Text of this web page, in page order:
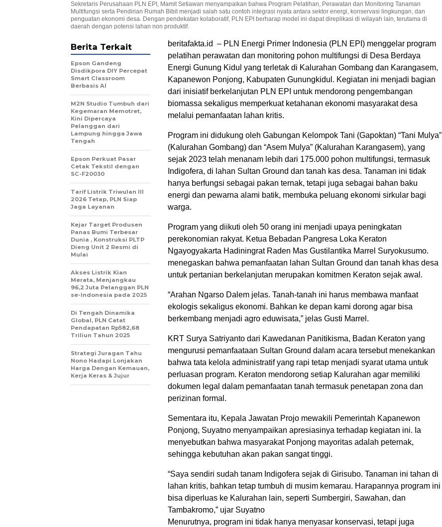
Sekretaris Perusahaan PLN EPI, Mamit Setiawan menyampaikan bahwa Program Pelatihan, Perawatan dan Monitoring Tanaman
Multifungsi serta Pendirian Rumah Bibit menjadi salah satu contoh integrasi nyata antara sektor energi, konservasi lingkungan, dan
penguatan ekonomi desa. Dengan pendekatan kolaboratif, PLN EPI berharap model ini dapat direplikasi di wilayah lain, terutama di
daerah dengan potensi lahan non produktif.
beritafakta.id – PLN Energi Primer Indonesia (PLN EPI) menggelar program
pelatihan perawatan dan monitoring pohon multifungsi di Desa Berdaya
Energi Gunung Kidul yang terletak di Kalurahan Gombang dan Karangasem,
Kapanewon Ponjong, Kabupaten Gunungkidul. Kegiatan ini menjadi bagian
dari inisiatif berkelanjutan PLN EPI untuk mendorong pengembangan
biomassa sekaligus memperkuat ketahanan ekonomi masyarakat desa
melalui pemanfaatan lahan kritis.
Program ini didukung oleh Gabungan Kelompok Tani (Gapoktan) “Tani Mulya”
(Kalurahan Gombang) dan “Asem Mulya” (Kalurahan Karangasem), yang
sejak 2023 telah menanam lebih dari 175.000 pohon multifungsi, termasuk
Indigofera, di lahan Sultan Ground dan tanah kas desa. Tanaman ini tidak
hanya berfungsi sebagai pakan ternak, tetapi juga sebagai bahan baku
energi dan pewarna alami batik, membuka peluang ekonomi sirkular bagi
warga.
Program yang diikuti oleh 50 orang ini menjadi upaya peningkatan
perekonomian rakyat. Ketua Bebadan Pangresa Loka Keraton
Ngayogyakarta Hadiningrat Raden Mas Gustilantika Marrel Suryokusumo.
menegaskan bahwa pemanfaatan lahan Sultan Ground dan tanah khas desa
untuk pertanian berkelanjutan merupakan komitmen Keraton sejak awal.
“Arahan Ngarso Dalem jelas. Tanah-tanah ini harus membawa manfaat
ekologis sekaligus ekonomi. Bahkan ke depan kami dorong agar bisa
berkembang menjadi agro eduwisata,” jelas Gusti Marrel.
KRT Surya Satriyanto dari Kawedanan Panitikisma, Badan Keraton yang
mengurusi pemanfaataan Sultan Ground dalam acara tersebut menekankan
bahwa tata kelola administratif yang rapi tetap menjadi syarat utama untuk
perluasan program. Keraton mendorong setiap Kalurahan agar memiliki
dokumen legal dalam pemanfaatan tanah termasuk penetapan zona dan
perizinan formal.
Sementara itu, Kepala Jawatan Projo mewakili Pemerintah Kapanewon
Ponjong, Suyatno menyampaikan apresiasinya terhadap kegiatan ini. Ia
menyebutkan bahwa masyarakat Ponjong mayoritas adalah peternak,
sehingga kebutuhan akan pakan sangat tinggi.
“Saya sendiri sudah tanam Indigofera sejak di Girisubo. Tanaman ini tahan di
lahan kritis, bahkan tetap tumbuh di musim kemarau. Harapannya program ini
bisa diperluas ke Kalurahan lain, seperti Sumbergiri, Sawahan, dan
Tambakromo,” ujar Suyatno
Menurutnya, program ini tidak hanya menyasar konservasi, tetapi juga
Berita Terkait
Epson Gandeng
Disdikpora DIY Percepat
Smart Classroom
Berbasis AI
M2N Studio Tumbuh dari
Kegemaran Memotret,
Kini Dipercaya
Pelanggan dari
Lampung hingga Jawa
Tengah
Epson Perkuat Pasar
Cetak Tekstil dengan
SC-F20030
Tarif Listrik Triwulan III
2026 Tetap, PLN Siap
Jaga Layanan
Kejar Target Produsen
Panas Bumi Terbesar
Dunia , Konstruksi PLTP
Dieng Unit 2 Resmi di
Mulai
Akses Listrik Kian
Merata, Menjangkau
96,2 Juta Pelanggan PLN
se-Indonesia pada 2025
Di Tengah Dinamika
Global, PLN Catat
Pendapatan Rp582,68
Triliun Tahun 2025
Strategi Juragan Tahu
Nono Hadapi Lonjakan
Harga Dengan Kemauan,
Kerja Keras & Jujur